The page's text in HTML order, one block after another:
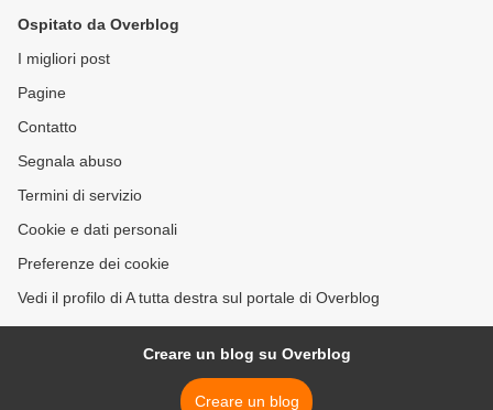
Ospitato da Overblog
I migliori post
Pagine
Contatto
Segnala abuso
Termini di servizio
Cookie e dati personali
Preferenze dei cookie
Vedi il profilo di A tutta destra sul portale di Overblog
Creare un blog su Overblog
Creare un blog